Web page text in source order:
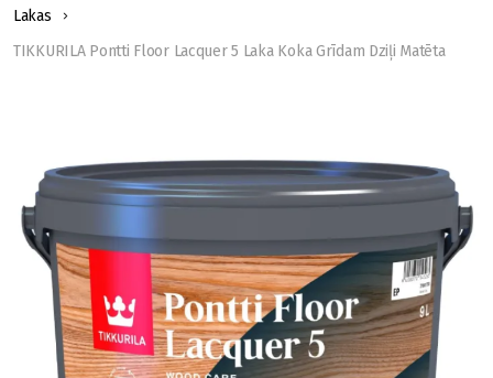
Lakas
TIKKURILA Pontti Floor Lacquer 5 Laka Koka Grīdam Dziļi Matēta